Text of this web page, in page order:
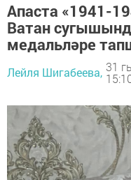
Апаста «1941-
Ватан
медальләре
Лейля Шигабеева, 31